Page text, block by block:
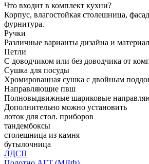
Что входит в комплект кухни?
Корпус, влагостойкая столешница,
фурнитура.
Ручки
Различные варианты дизайна и
Петли
С доводчиком или без доводчика от
Сушка для посуды
Хромированная сушка с двойным
Направляющие пвш
Полновыдвижные шариковые
Дополнительно можно установить
лоток для стол. приборов
тандембоксы
столешница из камня
бутылочница
ЛДСП